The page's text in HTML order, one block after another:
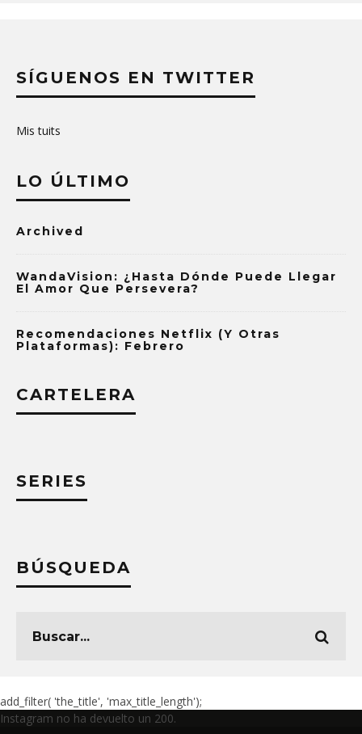
SÍGUENOS EN TWITTER
Mis tuits
LO ÚLTIMO
Archived
WandaVision: ¿Hasta Dónde Puede Llegar
El Amor Que Persevera?
Recomendaciones Netflix (y Otras
Plataformas): Febrero
CARTELERA
SERIES
BÚSQUEDA
add_filter( 'the_title', 'max_title_length');
Instagram no ha devuelto un 200.